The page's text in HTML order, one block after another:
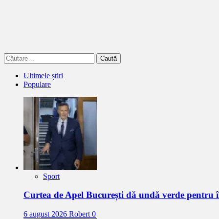
Caută
după:
Ultimele știri
Populare
Sport
Curtea de Apel București dă undă verde pentru
6 august 2026 Robert 0